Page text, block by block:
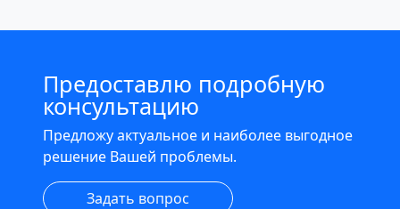
Предоставлю подробную
консультацию
Предложу актуальное и наиболее выгодное
решение Вашей проблемы.
Задать вопрос